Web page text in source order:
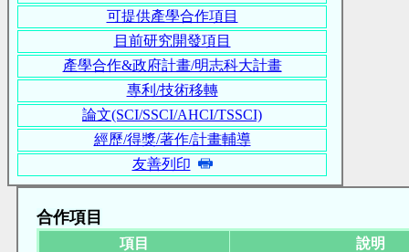
可提供產學合作項目
目前研究開發項目
產學合作&政府計畫/明志科大計畫
專利/技術移轉
論文(SCI/SSCI/AHCI/TSSCI)
經歷/得獎/著作/計畫輔導
友善列印
合作項目
項目
說明